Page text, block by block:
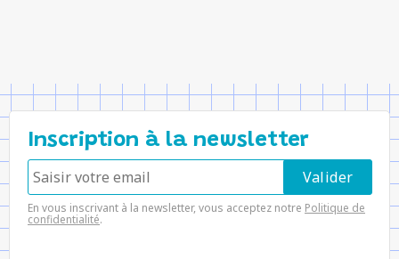
Inscription à la newsletter
En vous inscrivant à la newsletter, vous acceptez notre Politique de
confidentialité.